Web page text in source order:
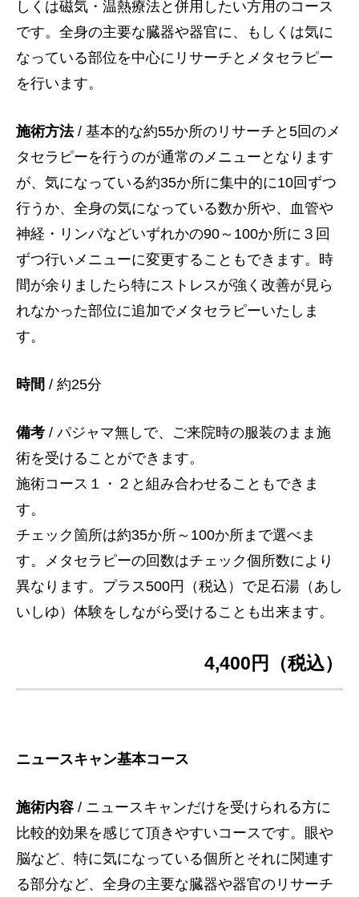
しくは磁気・温熱療法と併用したい方用のコース
です。全身の主要な臓器や器官に、もしくは気に
なっている部位を中心にリサーチとメタセラピー
を行います。
施術方法/ 基本的な約55か所のリサーチと5回のメ
タセラピーを行うのが通常のメニューとなります
が、気になっている約35か所に集中的に10回ずつ
行うか、全身の気になっている数か所や、血管や
神経・リンパなどいずれかの90～100か所に３回
ずつ行いメニューに変更することもできます。時
間が余りましたら特にストレスが強く改善が見ら
れなかった部位に追加でメタセラピーいたしま
す。
時間 / 約25分
備考 / パジャマ無しで、ご来院時の服装のまま施
術を受けることができます。
施術コース１・２と組み合わせることもできま
す。
チェック箇所は約35か所～100か所まで選べま
す。メタセラピーの回数はチェック個所数により
異なります。プラス500円（税込）で足石湯（あし
いしゆ）体験をしながら受けることも出来ます。
4,400円（税込）
ニュースキャン基本コース
施術内容 / ニュースキャンだけを受けられる方に
比較的効果を感じて頂きやすいコースです。眼や
脳など、特に気になっている個所とそれに関連す
る部分など、全身の主要な臓器や器官のリサーチ